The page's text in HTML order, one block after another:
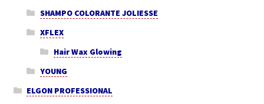
SHAMPO COLORANTE JOLIESSE
XFLEX
Hair Wax Glowing
YOUNG
ELGON PROFESSIONAL